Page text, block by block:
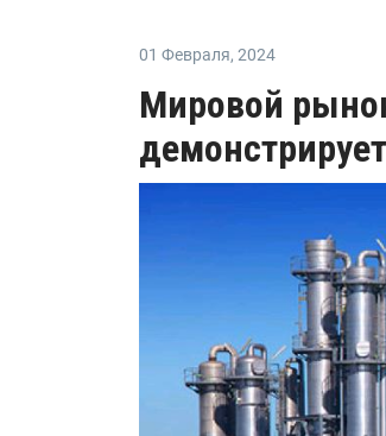
01 Февраля, 2024
Мировой